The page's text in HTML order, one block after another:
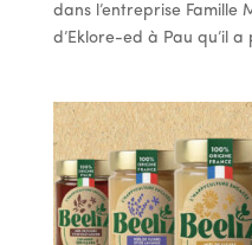
dans l’entreprise Famille
d’Eklore-ed à Pau qu’il